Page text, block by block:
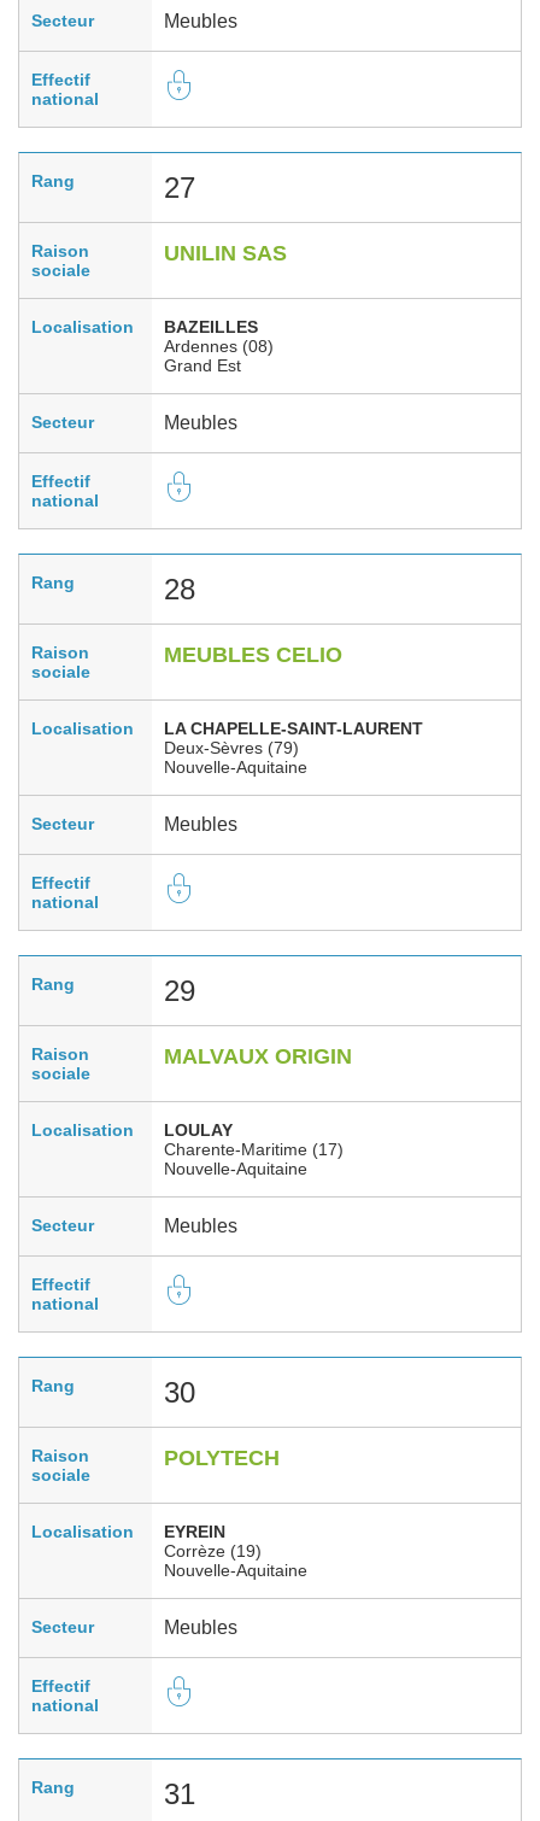
Secteur Meubles
Effectif
national
Rang 27
Raison
sociale
UNILIN SAS
Localisation
BAZEILLES
Ardennes (08)
Grand Est
Secteur Meubles
Effectif
national
Rang 28
Raison
sociale
MEUBLES CELIO
Localisation
LA CHAPELLE-SAINT-LAURENT
Deux-Sèvres (79)
Nouvelle-Aquitaine
Secteur Meubles
Effectif
national
Rang 29
Raison
sociale
MALVAUX ORIGIN
Localisation
LOULAY
Charente-Maritime (17)
Nouvelle-Aquitaine
Secteur Meubles
Effectif
national
Rang 30
Raison
sociale
POLYTECH
Localisation
EYREIN
Corrèze (19)
Nouvelle-Aquitaine
Secteur Meubles
Effectif
national
Rang 31